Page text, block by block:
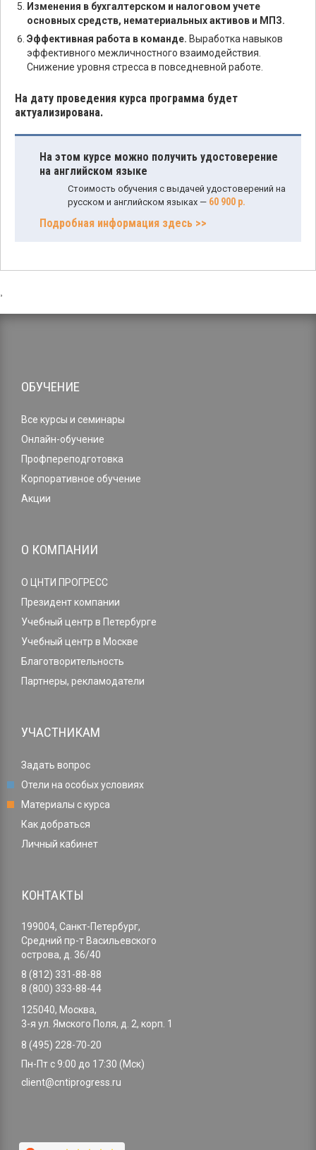
Изменения в бухгалтерском и налоговом учете
основных средств, нематериальных активов и МПЗ.
Эффективная работа в команде. Выработка навыков
эффективного межличностного взаимодействия.
Снижение уровня стресса в повседневной работе.
На дату проведения курса программа будет
актуализирована.
На этом курсе можно получить удостоверение
на английском языке
Стоимость обучения с выдачей удостоверений на
русском и английском языках — 60 900 р.
Подробная информация здесь >>
ОБУЧЕНИЕ
Все курсы и семинары
Онлайн-обучение
Профпереподготовка
Корпоративное обучение
Акции
О КОМПАНИИ
О ЦНТИ ПРОГРЕСС
Президент компании
Учебный центр в Петербурге
Учебный центр в Москве
Благотворительность
Партнеры, рекламодатели
УЧАСТНИКАМ
Задать вопрос
Отели на особых условиях
Материалы с курса
Как добраться
Личный кабинет
КОНТАКТЫ
199004, Санкт-Петербург,
Средний пр-т Васильевского
острова, д. 36/40
8 (812) 331-88-88
8 (800) 333-88-44
125040, Москва,
3-я ул. Ямского Поля, д. 2, корп. 1
8 (495) 228-70-20
Пн-Пт с 9:00 до 17:30 (Мск)
client@cntiprogress.ru